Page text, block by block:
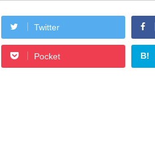
Twitter
Pocket B!